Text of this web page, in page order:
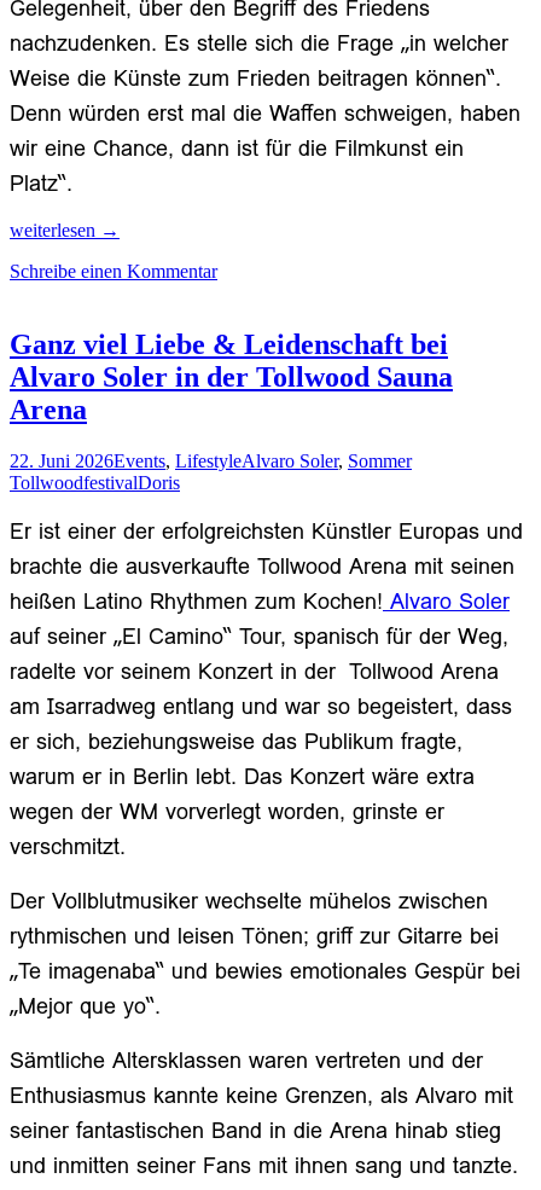
Gelegenheit, über den Begriff des Friedens
nachzudenken. Es stelle sich die Frage „in welcher
Weise die Künste zum Frieden beitragen können“.
Denn würden erst mal die Waffen schweigen, haben
wir eine Chance, dann ist für die Filmkunst ein
Platz“.
Menschlichkeit
Widerstand
des
Deutschen
Films
2026
weiterlesen →
Schreibe einen Kommentar
Ganz viel Liebe & Leidenschaft bei
Alvaro Soler in der Tollwood Sauna
Arena
22. Juni 2026Events, LifestyleAlvaro Soler, Sommer
TollwoodfestivalDoris
Er ist einer der erfolgreichsten Künstler Europas und
brachte die ausverkaufte Tollwood Arena mit seinen
heißen Latino Rhythmen zum Kochen!Alvaro Soler
auf seiner „El Camino“ Tour, spanisch für der Weg,
radelte vor seinem Konzert in der Tollwood Arena
am Isarradweg entlang und war so begeistert, dass
er sich, beziehungsweise das Publikum fragte,
warum er in Berlin lebt. Das Konzert wäre extra
wegen der WM vorverlegt worden, grinste er
verschmitzt.
Der Vollblutmusiker wechselte mühelos zwischen
rythmischen und leisen Tönen; griff zur Gitarre bei
„Te imagenaba“ und bewies emotionales Gespür bei
„Mejor que yo“.
Sämtliche Altersklassen waren vertreten und der
Enthusiasmus kannte keine Grenzen, als Alvaro mit
seiner fantastischen Band in die Arena hinab stieg
und inmitten seiner Fans mit ihnen sang und tanzte.